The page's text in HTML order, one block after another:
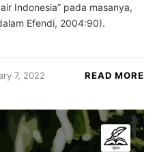
Indonesia” pada masanya,
Efendi, 2004:90).
7, 2022 READ MORE